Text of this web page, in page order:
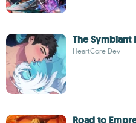
The Symbiant
HeartCore Dev
Road to